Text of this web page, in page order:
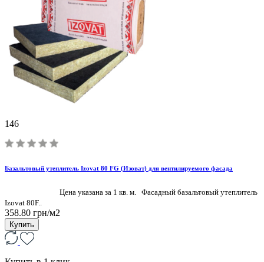
146
Базальтовый утеплитель Izovat 80 FG (Изоват) для вентилируемого фасада
Цена указана за 1 кв. м. Фасадный базальтовый утеплитель
Izovat 80F..
358.80 грн/м2
Купить